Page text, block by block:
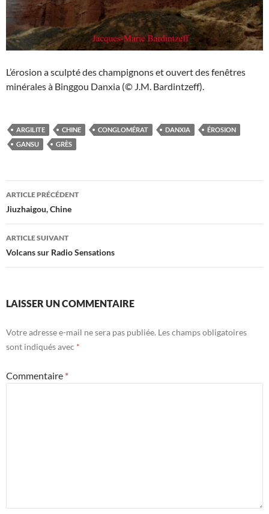
L’érosion a sculpté des champignons et ouvert des fenêtres
minérales à Binggou Danxia (© J.M. Bardintzeff).
ARGILITE CHINE CONGLOMÉRAT DANXIA
ÉROSION
GANSU
GRÈS
Navigation
des
articles
ARTICLE PRÉCÉDENT
Jiuzhaigou, Chine
ARTICLE SUIVANT
Volcans sur Radio Sensations
LAISSER UN COMMENTAIRE
Votre adresse e-mail ne sera pas publiée. Les champs obligatoires
sont indiqués avec *
Commentaire *